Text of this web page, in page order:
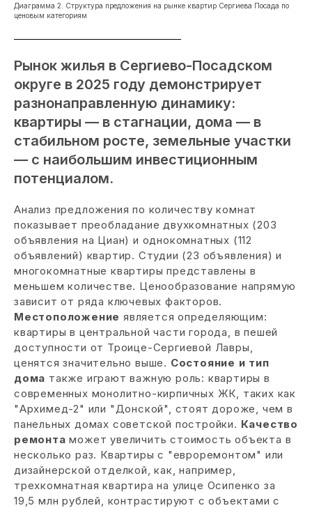
Диаграмма 2. Структура предложения на рынке квартир Сергиева Посада по
ценовым категориям
Рынок жилья в Сергиево-Посадском
округе в 2025 году демонстрирует
разнонаправленную динамику:
квартиры — в стагнации, дома — в
стабильном росте, земельные участки
— с наибольшим инвестиционным
потенциалом.
Анализ предложения по количеству комнат
показывает преобладание двухкомнатных (203
объявления на Циан) и однокомнатных (112
объявлений) квартир. Студии (23 объявления) и
многокомнатные квартиры представлены в
меньшем количестве. Ценообразование напрямую
зависит от ряда ключевых факторов.
Местоположение является определяющим:
квартиры в центральной части города, в пешей
доступности от Троице-Сергиевой Лавры,
ценятся значительно выше. Состояние и тип
дома также играют важную роль: квартиры в
современных монолитно-кирпичных ЖК, таких как
"Архимед-2" или "Донской", стоят дороже, чем в
панельных домах советской постройки. Качество
ремонта может увеличить стоимость объекта в
несколько раз. Квартиры с "евроремонтом" или
дизайнерской отделкой, как, например,
трехкомнатная квартира на улице Осипенко за
19,5 млн рублей, контрастируют с объектами с